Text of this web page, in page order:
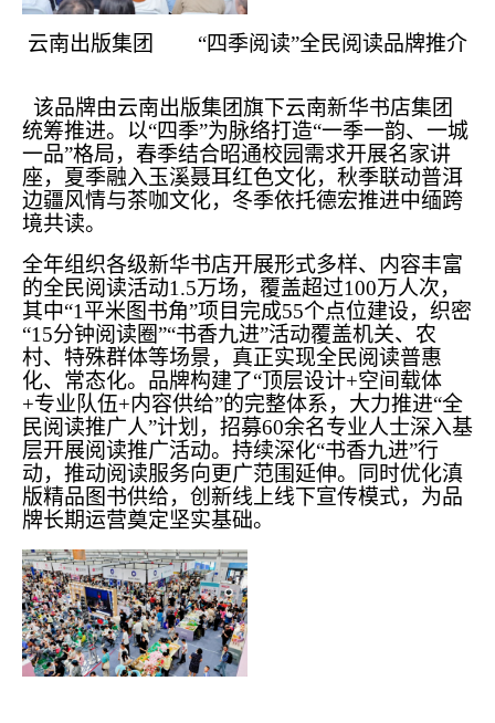
云南出版集团 “四季阅读”全民阅读品牌推介
该品牌由云南出版集团旗下云南新华书店集团
统筹推进。以“四季”为脉络打造“一季一韵、一城
一品”格局，春季结合昭通校园需求开展名家讲
座，夏季融入玉溪聂耳红色文化，秋季联动普洱
边疆风情与茶咖文化，冬季依托德宏推进中缅跨
境共读。
全年组织各级新华书店开展形式多样、内容丰富
的全民阅读活动1.5万场，覆盖超过100万人次，
其中“1平米图书角”项目完成55个点位建设，织密
“15分钟阅读圈”“书香九进”活动覆盖机关、农
村、特殊群体等场景，真正实现全民阅读普惠
化、常态化。品牌构建了“顶层设计+空间载体
+专业队伍+内容供给”的完整体系，大力推进“全
民阅读推广人”计划，招募60余名专业人士深入基
层开展阅读推广活动。持续深化“书香九进”行
动，推动阅读服务向更广范围延伸。同时优化滇
版精品图书供给，创新线上线下宣传模式，为品
牌长期运营奠定坚实基础。